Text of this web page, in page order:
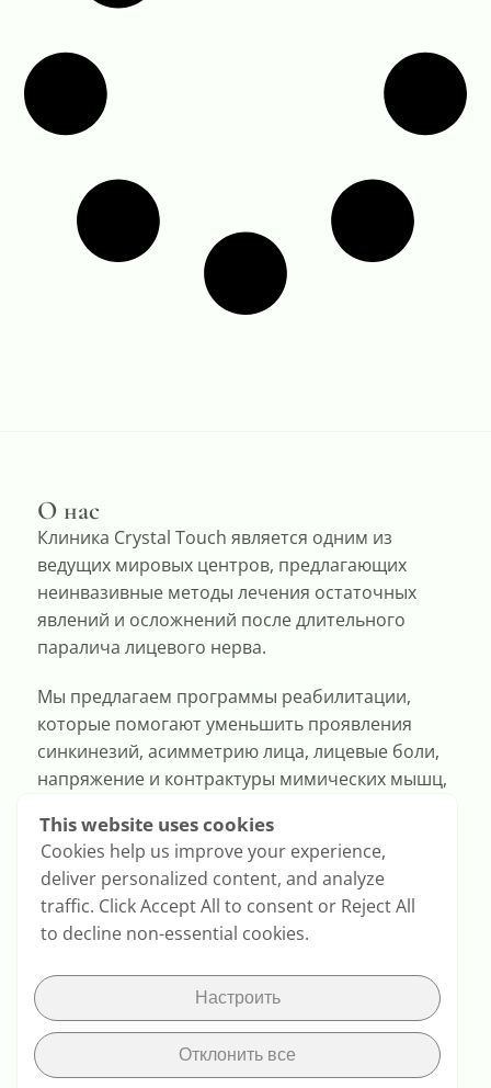
О нас
Клиника Crystal Touch является одним из
ведущих мировых центров, предлагающих
неинвазивные методы лечения остаточных
явлений и осложнений после длительного
паралича лицевого нерва.
Мы предлагаем программы реабилитации,
которые помогают уменьшить проявления
синкинезий, асимметрию лица, лицевые боли,
напряжение и контрактуры мимических мышц,
Верните свою Улыбку!
This website uses cookies
Cookies help us improve your experience,
deliver personalized content, and analyze
traffic. Click Accept All to consent or Reject All
to decline non-essential cookies.
Настроить
Отклонить все